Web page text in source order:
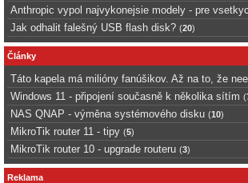
Anthropic vypol najvykonejsie modely - pre
Jak odhalit falešný USB flash disk? (20)
Články
Táto kapela má milióny fanúšikov. Až na to, že
Windows 11 - připojení současně k několika sítím (
NAS QNAP - výměna systémového disku (10)
MikroTik router 11 - tipy (5)
MikroTik router 10 - upgrade routeru (3)
Reklama